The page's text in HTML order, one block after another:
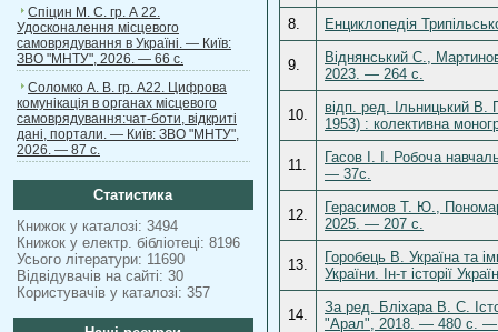
Спіцин М. С. гр. А 22.
Удосконалення місцевого
самоврядування в Україні. — Київ:
ЗВО "МНТУ", 2026. — 66 с.
Соломко А. В. гр. А22. Цифрова
комунікація в органах місцевого
самоврядування:чат-боти, відкриті
дані, портали. — Київ: ЗВО "МНТУ",
2026. — 87 с.
Статистика
Книжок у каталозі: 3494
Книжок у електр. бібліотеці: 8196
Усього літератури: 11690
Відвідувачів на сайті: 30
Користувачів у каталозі: 357
8.
Енциклопедія
9.
Віднянський С.,
2023. — 264 с.
10.
відп. ред. Ільницький В.
1953) : колективна
11.
Гасов І. І. Робоча
— 37с.
12.
Герасимов Т. Ю.,
2025. — 207 с.
13.
Горобець В. Україна та
України. Ін-т історії
14.
За ред. Бліхара В. С.
"Арал", 2018. — 480 с. —